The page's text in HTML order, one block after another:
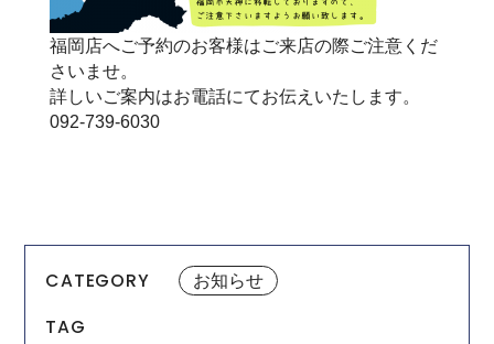
福岡店へご予約のお客様はご来店の際ご注意くだ
さいませ。
詳しいご案内はお電話にてお伝えいたします。
092-739-6030
CATEGORY お知らせ
TAG